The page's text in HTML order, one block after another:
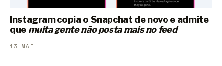
Instagram copia o Snapchat de novo e admite
que muita gente não posta mais no feed
13 MAI